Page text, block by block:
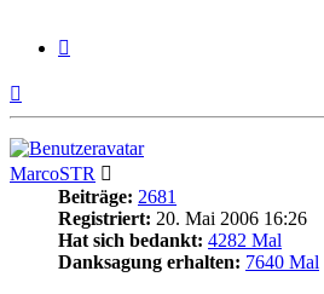
MarcoSTR
Beiträge: 2681
Registriert: 20. Mai 2006 16:26
Hat sich bedankt: 4282 Mal
Danksagung erhalten: 7640 Mal